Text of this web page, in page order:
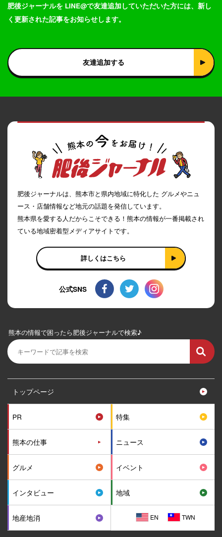
肥後ジャーナルを LINE@で友達追加していただいた方には、新し
く更新された記事をお知らせします。
友達追加する
肥後ジャーナルは、熊本市と県内地域に特化した グルメやニュ
ース・店舗情報など地元の話題を発信しています。
熊本県を愛する人だからこそできる！熊本の情報が一番掲載され
ている地域密着型メディアサイトです。
詳しくはこちら
公式SNS
熊本の情報で困ったら肥後ジャーナルで検索♪
トップページ
PR 特集
熊本の仕事 ニュース
グルメ イベント
インタビュー 地域
地産地消 EN TWN